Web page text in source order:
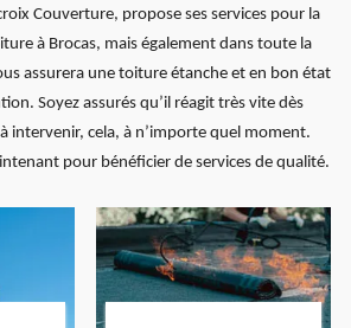
Couverture, propose ses services pour la
à Brocas, mais également dans toute la
assurera une toiture étanche et en bon état
Soyez assurés qu’il réagit très vite dès
intervenir, cela, à n’importe quel moment.
pour bénéficier de services de qualité.